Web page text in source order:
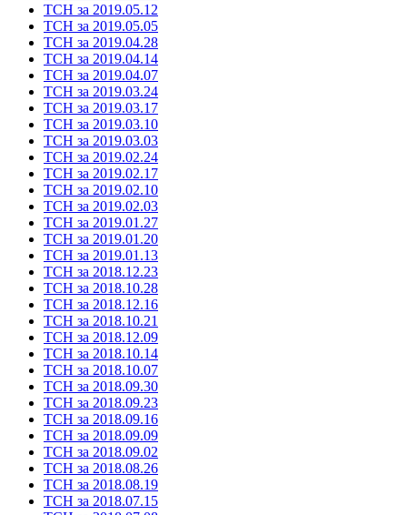
ТСН за 2019.05.12
ТСН за 2019.05.05
ТСН за 2019.04.28
ТСН за 2019.04.14
ТСН за 2019.04.07
ТСН за 2019.03.24
ТСН за 2019.03.17
ТСН за 2019.03.10
ТСН за 2019.03.03
ТСН за 2019.02.24
ТСН за 2019.02.17
ТСН за 2019.02.10
ТСН за 2019.02.03
ТСН за 2019.01.27
ТСН за 2019.01.20
ТСН за 2019.01.13
ТСН за 2018.12.23
ТСН за 2018.10.28
ТСН за 2018.12.16
ТСН за 2018.10.21
ТСН за 2018.12.09
ТСН за 2018.10.14
ТСН за 2018.10.07
ТСН за 2018.09.30
ТСН за 2018.09.23
ТСН за 2018.09.16
ТСН за 2018.09.09
ТСН за 2018.09.02
ТСН за 2018.08.26
ТСН за 2018.08.19
ТСН за 2018.07.15